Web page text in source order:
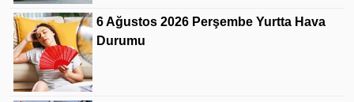
6 Ağustos 2026 Perşembe Yurtta Hava
Durumu